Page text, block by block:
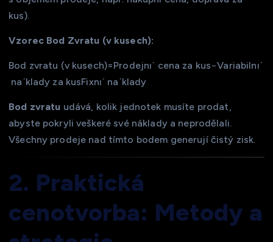
kus).
Vzorec Bod Zvratu (v kusech):
Bod zvratu (v kusech)=Prodejnıˊ cena za kus−Variabilnıˊ
naˊklady za kusFixnıˊ naˊklady​
Bod zvratu udává, kolik jednotek musíte prodat,
abyste pokryli veškeré své náklady a neprodělali.
Všechny prodeje nad tímto bodem generují čistý zisk.
2. Praktická
cenotvorba: Metody a